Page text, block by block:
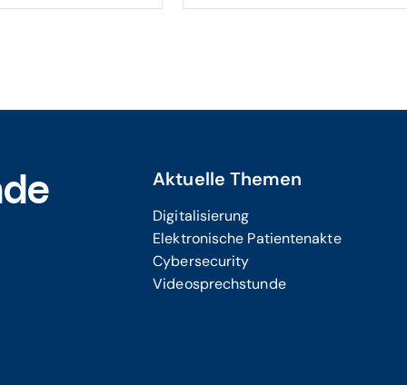
Aktuelle Themen
Digitalisierung
Elektronische Patientenakte
Cybersecurity
Videosprechstunde